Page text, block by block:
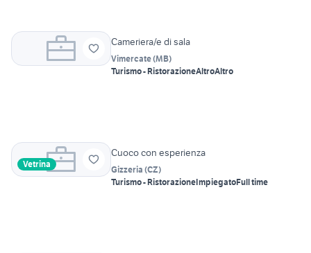
Cameriera/e di sala
Vimercate(MB)
Turismo - RistorazioneAltroAltro
Vetrina
Cuoco con esperienza
Gizzeria (CZ)
Turismo - RistorazioneImpiegatoFull time